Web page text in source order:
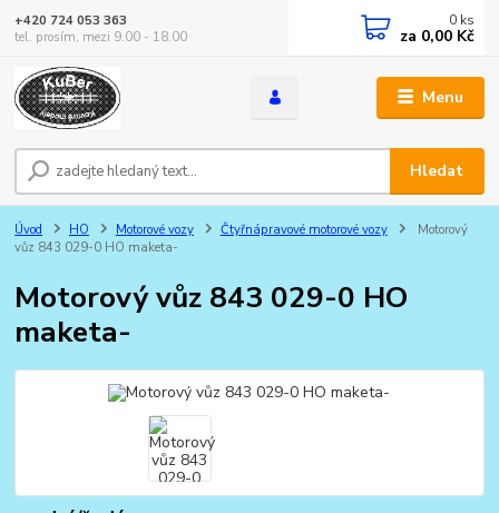
Menu
Hledat
+420 724 053 363
tel. prosím, mezi 9.00 - 18.00
0 ks
za 0,00 Kč
Úvod HO Motorové vozy Čtyřnápravové motorové vozy
Motorový
vůz 843 029-0 HO maketa-
Motorový vůz 843 029-0 HO
maketa-